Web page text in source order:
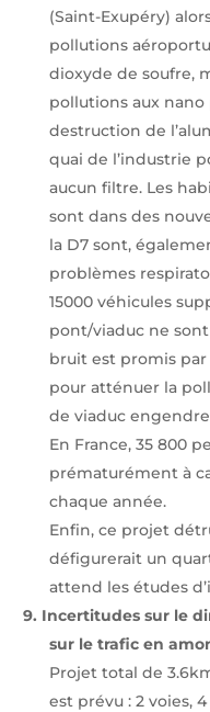
(Saint-Exupéry)
pollutions
dioxyde de soufre,
pollutions aux nano
destruction de
quai de l’industrie
aucun filtre. Les
sont dans des
la D7 sont,
problèmes
15000 véhicules
pont/viaduc ne
bruit est promis
pour atténuer la
de viaduc
En France, 35 800
prématurément à
chaque année.
Enfin, ce projet
défigurerait un
attend les études
9. Incertitudes sur le
sur le trafic en
Projet total de
est prévu : 2 voies,